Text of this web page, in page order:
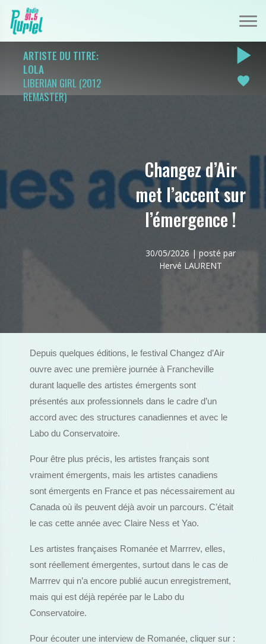
ARTISTE DU TITRE:
LOLA
LIBERIAN GIRL (2012
REMASTER)
play_arrow
favorite
Changez d’Air
met l’accent sur
l’émergence !
30/05/2026 | posté par
Hervé LAURENT
Depuis quelques éditions, le festival Changez d’Air
ouvre avec une première journée à Francheville
durant laquelle des artistes émergents sont
présentés aux professionnels dans le cadre d’un
accord avec des structures canadiennes et avec le
Labo du Conservatoire.
Pour être plus précis, les artistes français sont
vraiment émergents, mais les artistes canadiens
sont émergents en France et pas nécessairement au
Canada où ils peuvent déjà avoir un parcours. C’était
le cas cette année avec Claire Ness et Yao.
Les artistes françaises Romanée et Marrrev, elles,
sont réellement émergentes, surtout dans le cas de
Marrrev qui n’a encore publié aucun enregistrement,
mais qui est déjà repérée par le Labo du
Conservatoire.
Pour écouter une interview de Romanée, cliquer sur :